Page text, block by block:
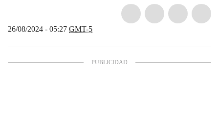
26/08/2024 - 05:27 GMT-5